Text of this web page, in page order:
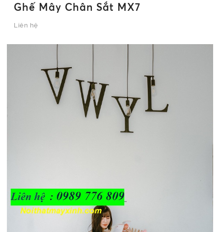
Ghế Mây Chân Sắt MX7
Liên hệ